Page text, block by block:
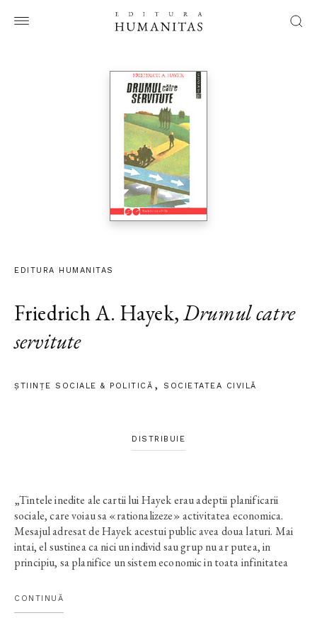
EDITURA HUMANITAS
Friedrich A. Hayek,Drumul catre
servitute
ȘTIINŢE SOCIALE & POLITICĂ SOCIETATEA CIVILĂ
DISTRIBUIE
„Tintele inedite ale cartii lui Hayek erau adeptii planificarii
sociale, care voiau sa «rationalizeze» activitatea economica.
Mesajul adresat de Hayek acestui public avea doua laturi. Mai
intai, el sustinea ca nici un individ sau grup nu ar putea, in
principiu, sa planifice un sistem economic in toata infinitatea
nespecificabile de luat in considerare. Din acest motiv,
incercarile de a satisface cererile consumatorului cu ajutorul
CONTINUĂ